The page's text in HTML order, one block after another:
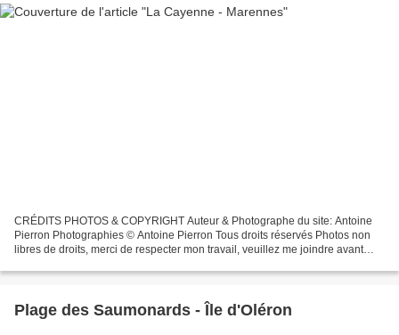
CRÉDITS PHOTOS & COPYRIGHT Auteur & Photographe du site: Antoine
Pierron Photographies © Antoine Pierron Tous droits réservés Photos non
libres de droits, merci de respecter mon travail, veuillez me joindre avant
Plage des Saumonards - Île d'Oléron